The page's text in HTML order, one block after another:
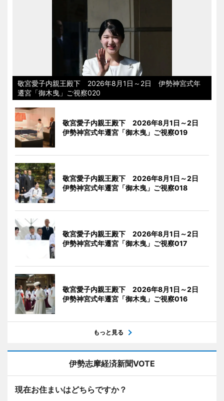
敬宮愛子内親王殿下 2026年8月1日～2日 伊勢神宮式年
遷宮「御木曳」ご視察020
敬宮愛子内親王殿下 2026年8月1日～2日
伊勢神宮式年遷宮「御木曳」ご視察019
敬宮愛子内親王殿下 2026年8月1日～2日
伊勢神宮式年遷宮「御木曳」ご視察018
敬宮愛子内親王殿下 2026年8月1日～2日
伊勢神宮式年遷宮「御木曳」ご視察017
敬宮愛子内親王殿下 2026年8月1日～2日
伊勢神宮式年遷宮「御木曳」ご視察016
もっと見る
伊勢志摩経済新聞VOTE
現在お住まいはどちらですか？